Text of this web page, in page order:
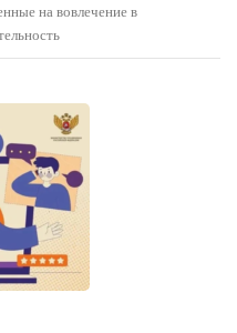
на вовлечение в